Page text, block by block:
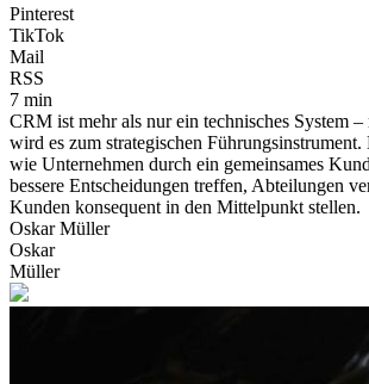
Pinterest
TikTok
Mail
RSS
7 min
CRM ist mehr als nur ein technisches System
wird es zum strategischen
wie Unternehmen durch ein gemeinsames
bessere Entscheidungen treffen, Abteilungen
Kunden konsequent in den Mittelpunkt stellen.
Oskar Müller
Oskar
Müller